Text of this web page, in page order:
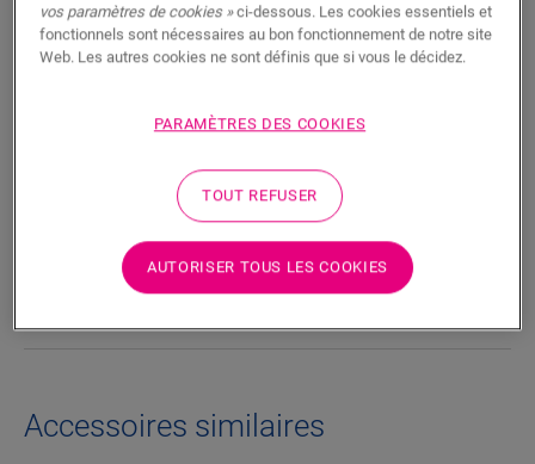
Fonctionnalités du produit
élégante à n’importe quel sol en parquet. Le dos de la plinthe
est doté d’une rainure qui permet de dissimuler les câbles
Dimensions
Accessoires similaires
vos paramètres de cookies »ci-dessous. Les cookies essentiels et
fonctionnels sont nécessaires au bon fonctionnement de notre site
Web. Les autres cookies ne sont définis que si vous le décidez.
PARAMÈTRES DES COOKIES
TOUT REFUSER
AUTORISER TOUS LES COOKIES